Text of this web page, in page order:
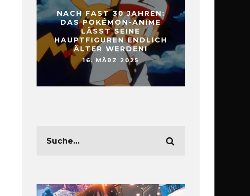
NACH FAST 30 JAHREN:
DAS POKÉMON-ANIME
LÄSST SEINE
HAUPTFIGUREN ENDLICH
ÄLTER WERDEN!
16. MÄRZ 2025